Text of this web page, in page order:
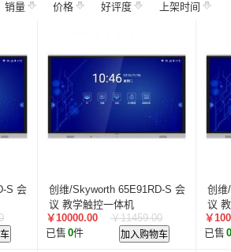
科密/comet 希沃/seewo
中福/
皓丽/Horion
海
麦克赛尔/maxell
中银科技/BOCT
顿/kadenlan
极米/XGIMI
鸿合/HiteVision
高科光电/GKGD 清大视讯
沧田/
立思辰/LANXUM 利盟/Lexmark
LG 中矗/ZHONGCHU
富山/TOMAYA
爱维达/EVADA
销量 价格 好评度 上架时间
S 会
创维/Skyworth 65E91RD-S 会
议 教学触控一体机
￥10000.00
￥11459.00
已售 0件 加入购物车
创维
议
￥
已售 0